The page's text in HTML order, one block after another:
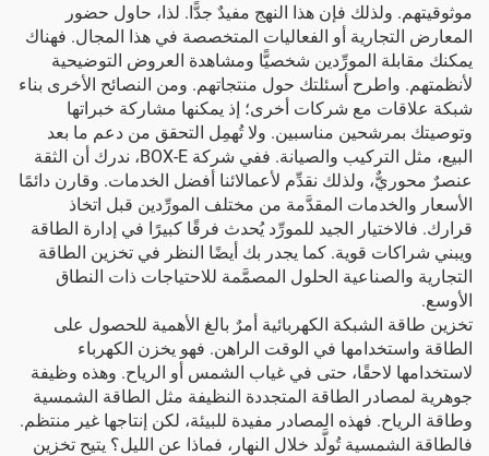
موثوقيتهم. ولذلك فإن هذا النهج مفيدٌ جدًّا. لذا، حاول حضور
المعارض التجارية أو الفعاليات المتخصصة في هذا المجال. فهناك
يمكنك مقابلة المورِّدين شخصيًّا ومشاهدة العروض التوضيحية
لأنظمتهم. واطرح أسئلتك حول منتجاتهم. ومن النصائح الأخرى بناء
شبكة علاقات مع شركات أخرى؛ إذ يمكنها مشاركة خبراتها
وتوصيتك بمرشحين مناسبين. ولا تُهمِل التحقق من دعم ما بعد
البيع، مثل التركيب والصيانة. ففي شركة BOX-E، ندرك أن الثقة
عنصرٌ محوريٌّ، ولذلك نقدِّم لأعمالائنا أفضل الخدمات. وقارن دائمًا
الأسعار والخدمات المقدَّمة من مختلف المورِّدين قبل اتخاذ
قرارك. فالاختيار الجيد للمورِّد يُحدث فرقًا كبيرًا في إدارة الطاقة
ويبني شراكات قوية. كما يجدر بك أيضًا النظر في تخزين الطاقة
التجارية والصناعية الحلول المصمَّمة للاحتياجات ذات النطاق
الأوسع.
تخزين طاقة الشبكة الكهربائية أمرٌ بالغ الأهمية للحصول على
الطاقة واستخدامها في الوقت الراهن. فهو يخزن الكهرباء
لاستخدامها لاحقًا، حتى في غياب الشمس أو الرياح. وهذه وظيفة
جوهرية لمصادر الطاقة المتجددة النظيفة مثل الطاقة الشمسية
وطاقة الرياح. فهذه المصادر مفيدة للبيئة، لكن إنتاجها غير منتظم.
فالطاقة الشمسية تُولَّد خلال النهار، فماذا عن الليل؟ يتيح تخزين